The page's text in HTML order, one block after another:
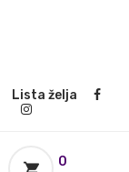
Lista želja
0